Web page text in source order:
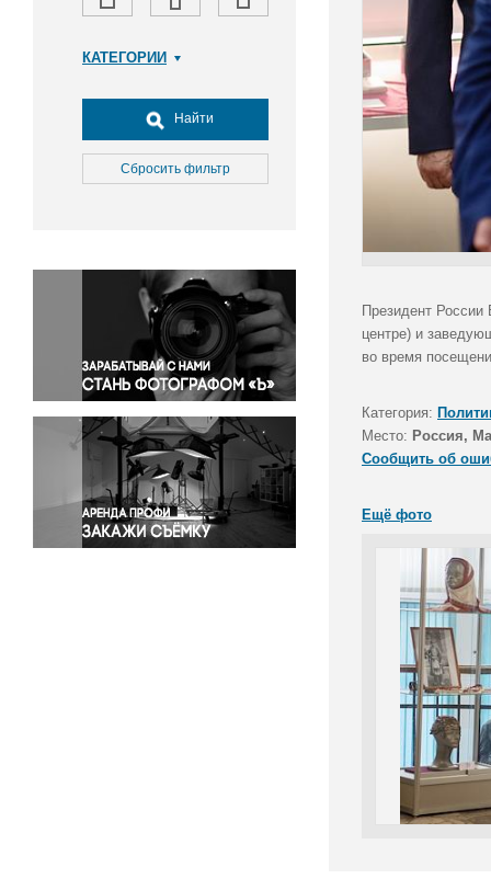
КАТЕГОРИИ
Досуг, туризм и отдых
Культура
Медицина
Окружающая среда
Политика
Правосудие
Происшествия и конфликты
Религия
Светская жизнь
Спорт
Экология
Экономика и бизнес
Найти
Сбросить фильтр
Президент
центре) и
во время
Категория:
Место: Россия,
Сообщить об
Ещё фото